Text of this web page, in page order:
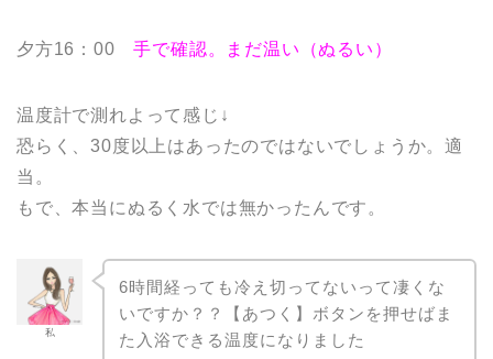
夕方16：00手で確認。まだ温い（ぬるい）
温度計で測れよって感じ↓
恐らく、30度以上はあったのではないでしょうか。適
当。
もで、本当にぬるく水では無かったんです。
私
6時間経っても冷え切ってないって凄くな
いですか？？【あつく】ボタンを押せばま
た入浴できる温度になりました